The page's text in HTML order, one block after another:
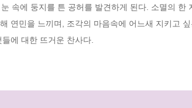
속에 둥지를 튼 공허를 발견하게 된다. 소멸의 한
연민을 느끼며, 조각의 마음속에 어느새 지키고
에 대한 뜨거운 찬사다.